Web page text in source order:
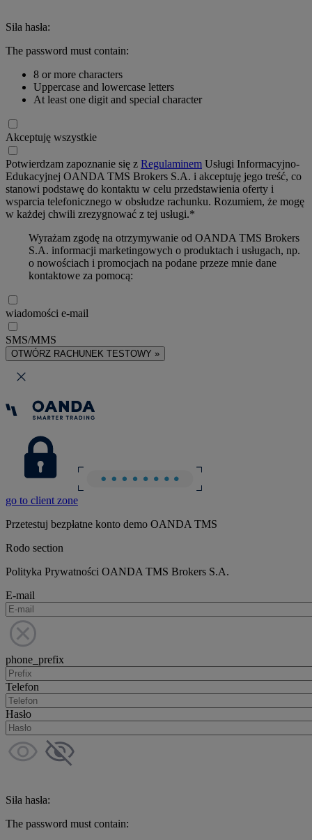
Siła hasła:
The password must contain:
8 or more characters
Uppercase and lowercase letters
At least one digit and special character
Akceptuję wszystkie
Potwierdzam zapoznanie się z Regulaminem Usługi Informacyjno-
Edukacyjnej OANDA TMS Brokers S.A. i akceptuję jego treść, co
stanowi podstawę do kontaktu w celu przedstawienia oferty i
wsparcia telefonicznego w obsłudze rachunku. Rozumiem, że mogę
w każdej chwili zrezygnować z tej usługi.*
Wyrażam zgodę na otrzymywanie od OANDA TMS Brokers
S.A. informacji marketingowych o produktach i usługach, np.
o nowościach i promocjach na podane przeze mnie dane
kontaktowe za pomocą:
wiadomości e-mail
SMS/MMS
OTWÓRZ RACHUNEK TESTOWY »
go to client zone
Przetestuj bezpłatne konto demo OANDA TMS
Rodo section
Polityka Prywatności OANDA TMS Brokers S.A.
E-mail
phone_prefix
Telefon
Hasło
Siła hasła:
The password must contain: